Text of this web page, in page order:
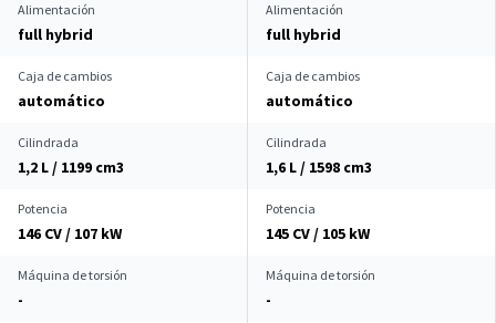
Alimentación
full hybrid
Alimentación
full hybrid
Caja de cambios
automático
Caja de cambios
automático
Cilindrada
1,2 L / 1199 cm3
Cilindrada
1,6 L / 1598 cm3
Potencia
146 CV / 107 kW
Potencia
145 CV / 105 kW
Máquina de torsión
-
Máquina de torsión
-